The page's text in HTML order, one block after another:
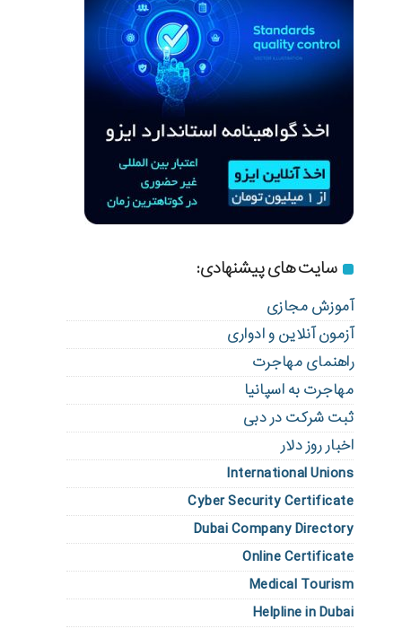
سایت های پیشنهادی:
آموزش مجازی
آزمون آنلاین و ادواری
راهنمای مهاجرت
مهاجرت به اسپانیا
ثبت شرکت در دبی
اخبار روز دلار
International Unions
Cyber Security Certificate
Dubai Company Directory
Online Certificate
Medical Tourism
Helpline in Dubai